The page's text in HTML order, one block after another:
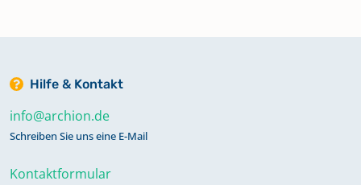
Hilfe & Kontakt
info@archion.de
Schreiben Sie uns eine E-Mail
Kontaktformular